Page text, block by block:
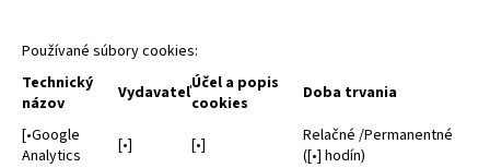
Používané súbory cookies:
Technický
názov
VydavateľÚčel a popis
cookies
Doba trvania
[•Google
Analytics
[•] [•]
Relačné /Permanentné
([•] hodín)